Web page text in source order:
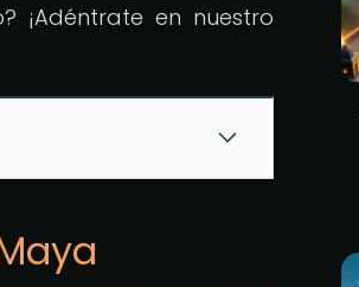
¡Adéntrate en nuestro